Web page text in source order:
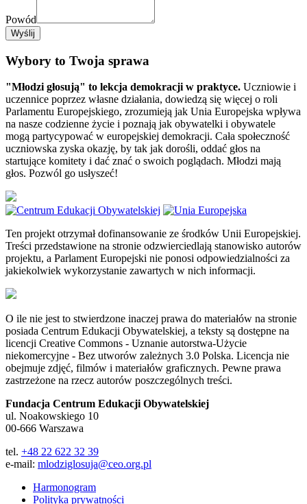
Powód
Wyślij
Wybory to Twoja sprawa
"Młodzi głosują" to lekcja demokracji w praktyce. Uczniowie i
uczennice poprzez własne działania, dowiedzą się więcej o roli
Parlamentu Europejskiego, zrozumieją jak Unia Europejska wpływa
na nasze codzienne życie i poznają jak obywatelki i obywatele
mogą partycypować w europejskiej demokracji. Cała społeczność
uczniowska zyska okazję, by tak jak dorośli, oddać głos na
startujące komitety i dać znać o swoich poglądach. Młodzi mają
głos. Pozwól go usłyszeć!
Ten projekt otrzymał dofinansowanie ze środków Unii Europejskiej.
Treści przedstawione na stronie odzwierciedlają stanowisko autorów
projektu, a Parlament Europejski nie ponosi odpowiedzialności za
jakiekolwiek wykorzystanie zawartych w nich informacji.
O ile nie jest to stwierdzone inaczej prawa do materiałów na stronie
posiada Centrum Edukacji Obywatelskiej, a teksty są dostępne na
licencji Creative Commons - Uznanie autorstwa-Użycie
niekomercyjne - Bez utworów zależnych 3.0 Polska. Licencja nie
obejmuje zdjęć, filmów i materiałów graficznych. Pewne prawa
zastrzeżone na rzecz autorów poszczególnych treści.
Fundacja Centrum Edukacji Obywatelskiej
ul. Noakowskiego 10
00-666 Warszawa
tel. +48 22 622 32 39
e-mail: mlodziglosuja@ceo.org.pl
Harmonogram
Polityka prywatności